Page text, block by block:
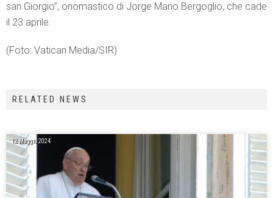
san Giorgio”, onomastico di Jorge Mario Bergoglio, che cade
il 23 aprile.
(Foto: Vatican Media/SIR)
RELATED NEWS
12 Maggio 2024